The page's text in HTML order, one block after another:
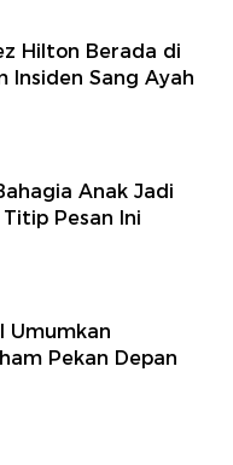
Hilton Berada di
Insiden Sang Ayah
Anak Jadi
Pesan Ini
Umumkan
Pekan Depan